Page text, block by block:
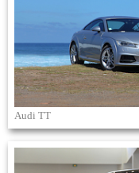
Audi TT